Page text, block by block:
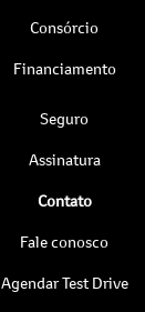
Consórcio
Financiamento
Seguro
Assinatura
Contato
Fale conosco
Agendar Test Drive